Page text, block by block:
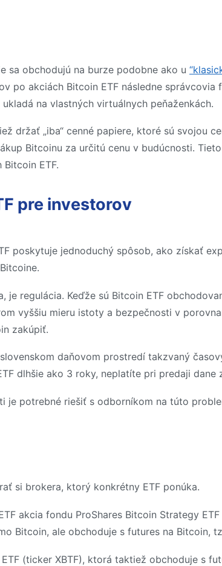
sa obchodujú na burze podobne ako u
po akciách Bitcoin ETF následne
na vlastných virtuálnych peňaženkách.
držať „iba“ cenné papiere, ktoré sú svojou
Bitcoinu za určitú cenu v budúcnosti.
ETF.
pre investorov
poskytuje jednoduchý spôsob, ako získať
je regulácia. Keďže sú Bitcoin ETF
vyššiu mieru istoty a bezpečnosti v
zakúpiť.
daňovom prostredí takzvaný
dlhšie ako 3 roky, neplatíte pri predaji dane
je potrebné riešiť s odborníkom na túto
si brokera, ktorý konkrétny ETF ponúka.
akcia fondu ProShares Bitcoin Strategy
Bitcoin, ale obchoduje s futures na Bitcoin,
(ticker XBTF), ktorá taktiež obchoduje s